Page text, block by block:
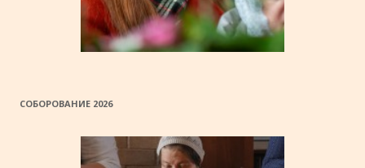
СОБОРОВАНИЕ 2026